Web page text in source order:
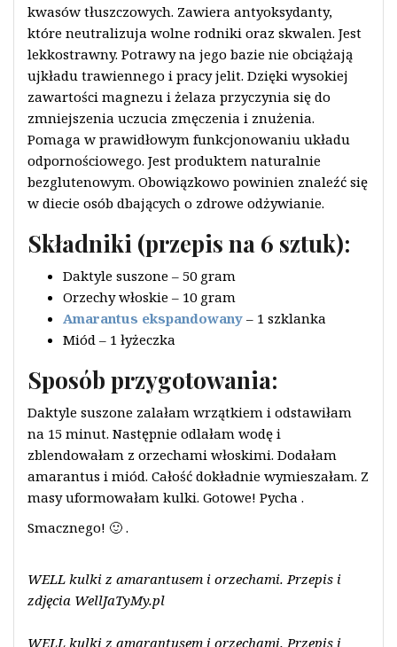
kwasów tłuszczowych. Zawiera antyoksydanty,
które neutralizuja wolne rodniki oraz skwalen. Jest
lekkostrawny. Potrawy na jego bazie nie obciążają
ujkładu trawiennego i pracy jelit. Dzięki wysokiej
zawartości magnezu i żelaza przyczynia się do
zmniejszenia uczucia zmęczenia i znużenia.
Pomaga w prawidłowym funkcjonowaniu układu
odpornościowego. Jest produktem naturalnie
bezglutenowym. Obowiązkowo powinien znaleźć się
w diecie osób dbających o zdrowe odżywianie.
Składniki (przepis na 6 sztuk):
Daktyle suszone – 50 gram
Orzechy włoskie – 10 gram
Amarantus ekspandowany – 1 szklanka
Miód – 1 łyżeczka
Sposób przygotowania:
Daktyle suszone zalałam wrzątkiem i odstawiłam
na 15 minut. Następnie odlałam wodę i
zblendowałam z orzechami włoskimi. Dodałam
amarantus i miód. Całość dokładnie wymieszałam. Z
masy uformowałam kulki. Gotowe! Pycha .
Smacznego! 🙂 .
WELL kulki z amarantusem i orzechami. Przepis i
zdjęcia WellJaTyMy.pl
WELL kulki z amarantusem i orzechami. Przepis i